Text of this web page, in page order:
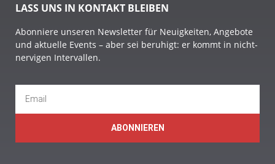
LASS UNS IN KONTAKT BLEIBEN
Abonniere unseren Newsletter für Neuigkeiten, Angebote
und aktuelle Events – aber sei beruhigt: er kommt in nicht-
nervigen Intervallen.
ABONNIEREN